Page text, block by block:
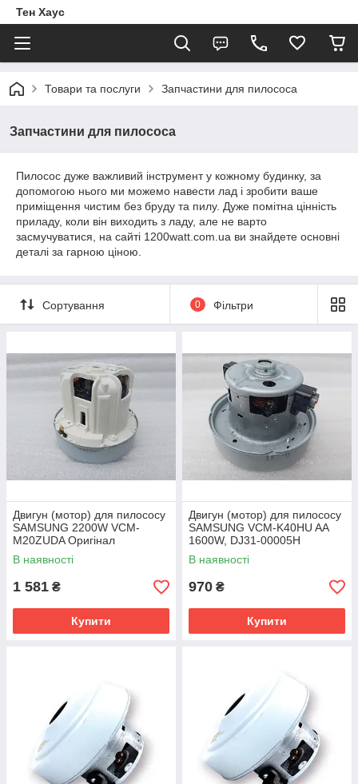
Тен Хаус
Товари та послуги Запчастини для пилососа
Запчастини для пилососа
Пилосос дуже важливий інструмент у кожному будинку, за
допомогою нього ми можемо навести лад і зробити ваше
приміщення чистим без бруду та пилу. Дуже помітна цінність
приладу, коли він виходить з ладу, але не варто
засмучуватися, на сайті 1200watt.com.ua ви знайдете основні
деталі за гарною ціною.
Сортування 0 Фільтри
Двигун (мотор) для пилососу
SAMSUNG 2200W VCM-
M20ZUDA Оригінал
В наявності
1 581 ₴
Купити
Двигун (мотор) для пилососу
SAMSUNG VCM-K40HU AA
1600W, DJ31-00005H
В наявності
970 ₴
Купити